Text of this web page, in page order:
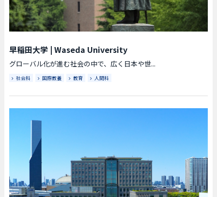
早稲田大学| Waseda University
グローバル化が進む社会の中で、広く日本や世...
社会科 国際教養 教育 人間科